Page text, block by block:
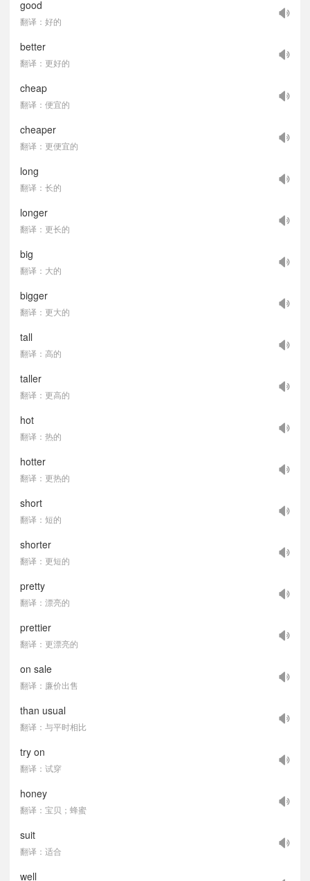
good
翻译：好的
better
翻译：更好的
cheap
翻译：便宜的
cheaper
翻译：更便宜的
long
翻译：长的
longer
翻译：更长的
big
翻译：大的
bigger
翻译：更大的
tall
翻译：高的
taller
翻译：更高的
hot
翻译：热的
hotter
翻译：更热的
short
翻译：短的
shorter
翻译：更短的
pretty
翻译：漂亮的
prettier
翻译：更漂亮的
on sale
翻译：廉价出售
than usual
翻译：与平时相比
try on
翻译：试穿
honey
翻译：宝贝；蜂蜜
suit
翻译：适合
well